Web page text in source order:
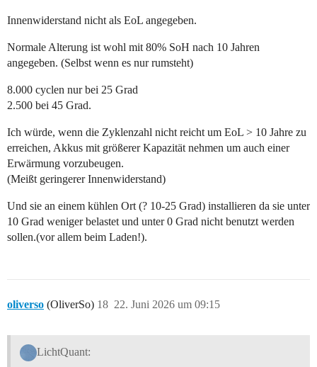
Innenwiderstand nicht als EoL angegeben.
Normale Alterung ist wohl mit 80% SoH nach 10 Jahren
angegeben. (Selbst wenn es nur rumsteht)
8.000 cyclen nur bei 25 Grad
2.500 bei 45 Grad.
Ich würde, wenn die Zyklenzahl nicht reicht um EoL > 10 Jahre zu
erreichen, Akkus mit größerer Kapazität nehmen um auch einer
Erwärmung vorzubeugen.
(Meißt geringerer Innenwiderstand)
Und sie an einem kühlen Ort (? 10-25 Grad) installieren da sie unter
10 Grad weniger belastet und unter 0 Grad nicht benutzt werden
sollen.(vor allem beim Laden!).
oliverso (OliverSo) 22. Juni 2026 um 09:15
18
LichtQuant: